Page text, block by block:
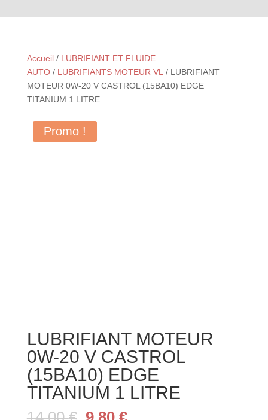
Accueil/ LUBRIFIANT ET FLUIDE
AUTO/ LUBRIFIANTS MOTEUR VL/ LUBRIFIANT
MOTEUR 0W-20 V CASTROL (15BA10) EDGE
TITANIUM 1 LITRE
Promo !
LUBRIFIANT MOTEUR
0W-20 V CASTROL
(15BA10) EDGE
TITANIUM 1 LITRE
Le Le